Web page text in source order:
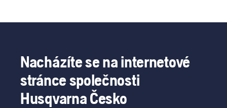
Nacházíte se na internetové
stránce společnosti
Husqvarna Česko